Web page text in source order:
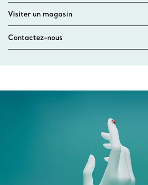
Visiter un magasin
Contactez-nous